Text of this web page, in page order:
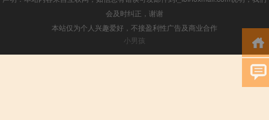
会及时纠正，谢谢
本站仅为个人兴趣爱好，不接盈利性广告及商业合作
小男孩